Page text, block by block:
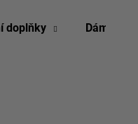
doplňky Dámská